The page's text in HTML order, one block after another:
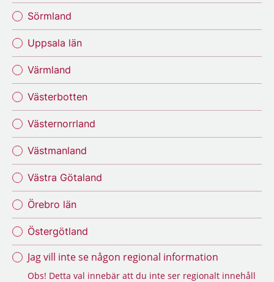
Sörmland
Uppsala län
Värmland
Västerbotten
Västernorrland
Västmanland
Västra Götaland
Örebro län
Östergötland
Jag vill inte se någon regional information
Obs! Detta val innebär att du inte ser regionalt innehåll